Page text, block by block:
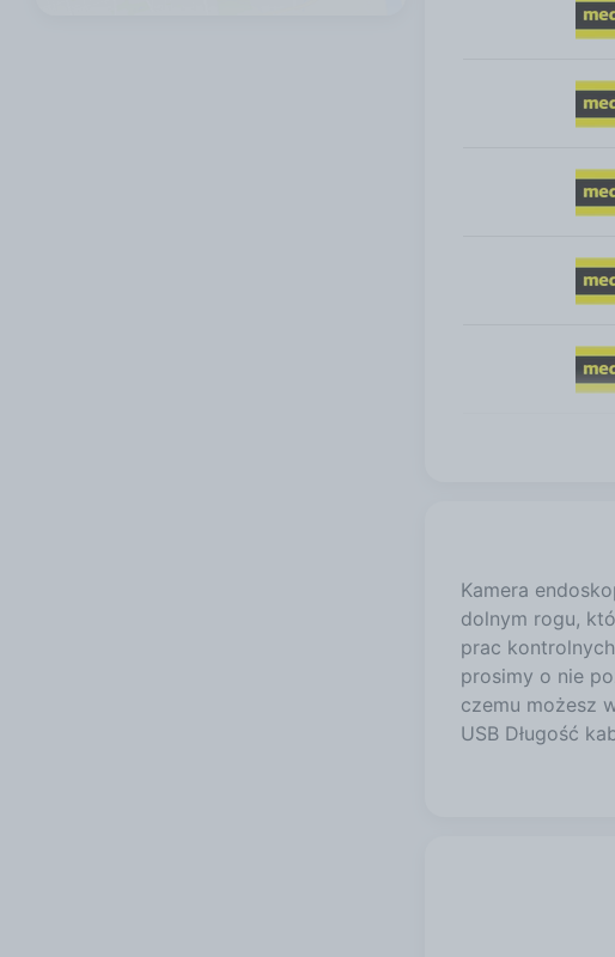
Kamera
dolnym rogu,
prac
prosimy o nie
czemu możesz
USB Długość